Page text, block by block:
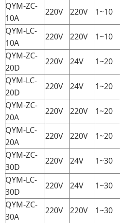
QYM-ZC-
10A
220V 220V 1~10
QYM-LC-
10A
220V 220V 1~10
QYM-ZC-
20D
220V 24V 1~20
QYM-LC-
20D
220V 24V 1~20
QYM-ZC-
20A
220V 220V 1~20
QYM-LC-
20A
220V 220V 1~20
QYM-ZC-
30D
220V 24V 1~30
QYM-LC-
30D
220V 24V 1~30
QYM-ZC-
30A
220V 220V 1~30